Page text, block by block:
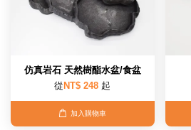
仿真岩石 天然樹酯水盆/食盆
從 NT$ 248 起
加入購物車